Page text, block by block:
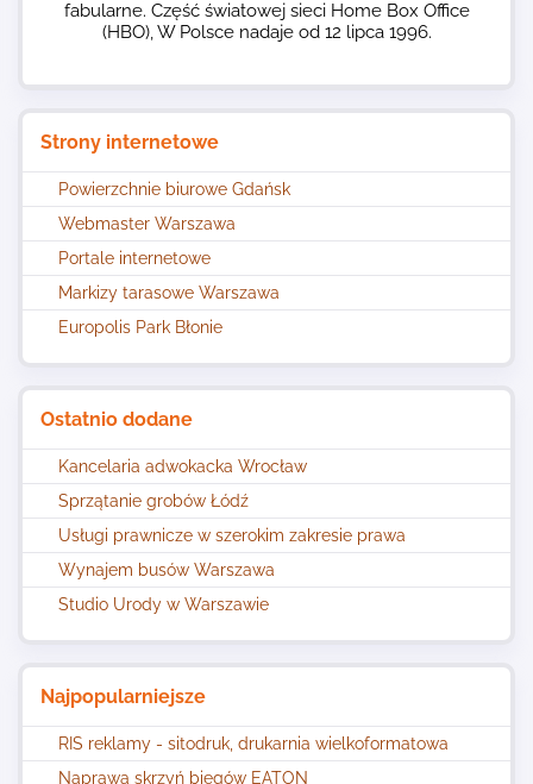
Strony internetowe
Powierzchnie biurowe Gdańsk
Webmaster Warszawa
Portale internetowe
Markizy tarasowe Warszawa
Europolis Park Błonie
Ostatnio dodane
Kancelaria adwokacka Wrocław
Sprzątanie grobów Łódź
Usługi prawnicze w szerokim zakresie prawa
Wynajem busów Warszawa
Studio Urody w Warszawie
Najpopularniejsze
RIS reklamy - sitodruk, drukarnia wielkoformatowa
Naprawa skrzyń biegów EATON
fabularne. Część światowej sieci Home Box Office
(HBO), W Polsce nadaje od 12 lipca 1996.